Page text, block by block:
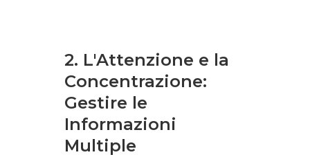
2. L'Attenzione e la
Concentrazione:
Gestire le
Informazioni
Multiple